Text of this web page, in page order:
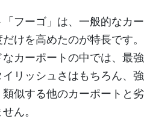
フーゴ」は、一般的なカ
けを高めたのが特長です
カーポートの中では、最
リッシュさはもちろん、
似する他のカーポートと
ん。